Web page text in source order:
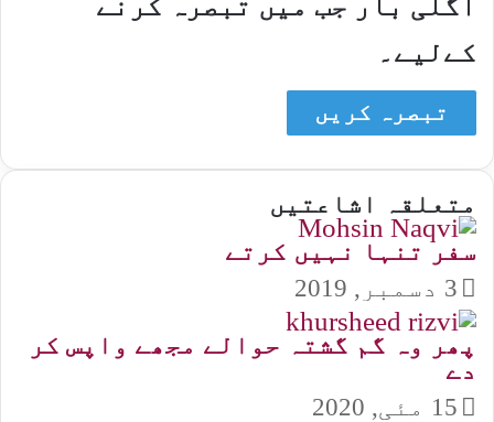
کےلیے۔
متعلقہ اشاعتیں
سفر تنہا نہیں کرتے
3 دسمبر, 2019
پھر وہ گم گشتہ حوالے مجھے واپس کر
دے
15 مئی, 2020